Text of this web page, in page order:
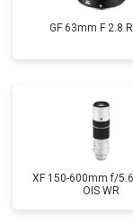
GF 63mm F 2.8
XF 150-600mm f/
OIS WR